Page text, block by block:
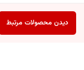
دیدن محصولات مرتبط